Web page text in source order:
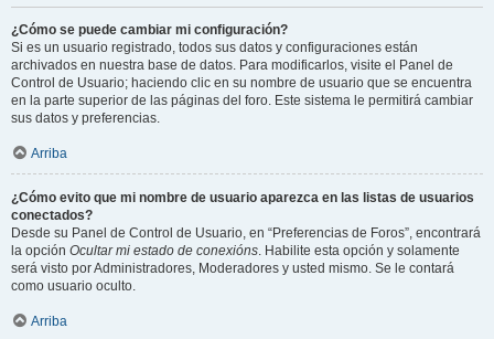
¿Cómo se puede cambiar mi configuración?
Si es un usuario registrado, todos sus datos y configuraciones están
archivados en nuestra base de datos. Para modificarlos, visite el Panel de
Control de Usuario; haciendo clic en su nombre de usuario que se encuentra
en la parte superior de las páginas del foro. Este sistema le permitirá cambiar
sus datos y preferencias.
Arriba
¿Cómo evito que mi nombre de usuario aparezca en las listas de usuarios
conectados?
Desde su Panel de Control de Usuario, en “Preferencias de Foros”, encontrará
la opción Ocultar mi estado de conexións. Habilite esta opción y solamente
será visto por Administradores, Moderadores y usted mismo. Se le contará
como usuario oculto.
Arriba